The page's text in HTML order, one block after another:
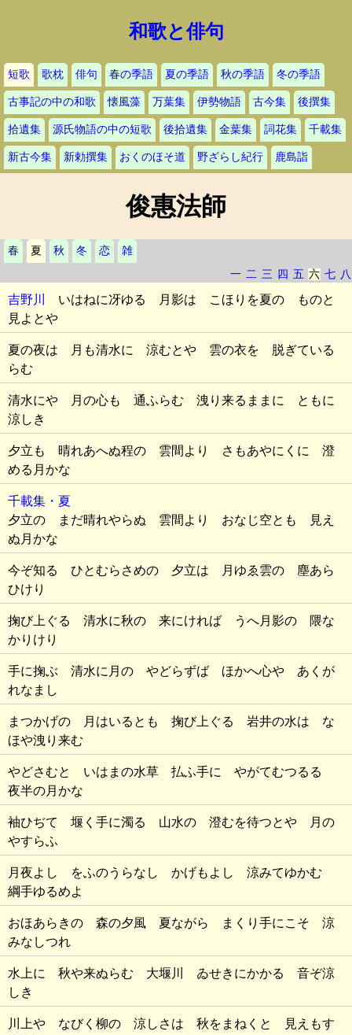
和歌と俳句
短歌 歌枕 俳句 春の季語 夏の季語 秋の季語 冬の季語
古事記の中の和歌 懐風藻 万葉集 伊勢物語 古今集 後撰集
拾遺集 源氏物語の中の短歌 後拾遺集 金葉集 詞花集 千載集
新古今集 新勅撰集 おくのほそ道 野ざらし紀行 鹿島詣
俊惠法師
春 夏 秋 冬 恋
雑
一 二 三 四 五 六 七 八
吉野川
いはねに冴ゆる 月影は こほりを夏の ものと
見よとや
夏の夜は 月も清水に 涼むとや 雲の衣を 脱ぎている
らむ
清水にや 月の心も 通ふらむ 洩り来るままに ともに
涼しき
夕立も 晴れあへぬ程の 雲間より さもあやにくに 澄
める月かな
千載集・夏
夕立の まだ晴れやらぬ 雲間より おなじ空とも 見え
ぬ月かな
今ぞ知る ひとむらさめの 夕立は 月ゆゑ雲の 塵あら
ひけり
掬び上ぐる 清水に秋の 来にければ うへ月影の 隈な
かりけり
手に掬ぶ 清水に月の やどらずば ほかへ心や あくが
れなまし
まつかげの 月はいるとも 掬び上ぐる 岩井の水は な
ほや洩り来む
やどさむと いはまの水草 払ふ手に やがてむつるる
夜半の月かな
袖ひぢて 堰く手に濁る 山水の 澄むを待つとや 月の
やすらふ
月夜よし をふのうらなし かげもよし 涼みてゆかむ
綱手ゆるめよ
おほあらきの 森の夕風 夏ながら まくり手にこそ 涼
みなしつれ
水上に 秋や来ぬらむ 大堰川 ゐせきにかかる 音ぞ涼
しき
川上や なびく柳の 涼しさは 秋をまねくと 見えもす